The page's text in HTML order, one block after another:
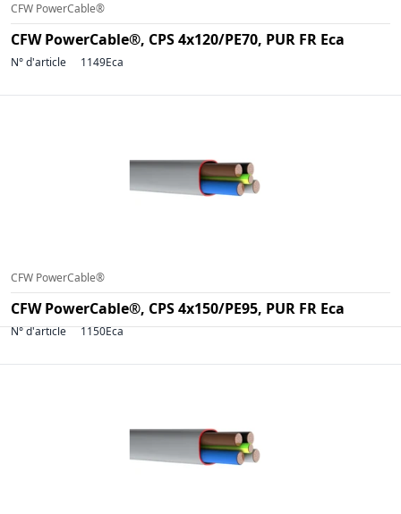
CFW PowerCable®
CFW PowerCable®, CPS 4x120/PE70, PUR FR Eca
N° d'article 1149Eca
CFW PowerCable®
CFW PowerCable®, CPS 4x150/PE95, PUR FR Eca
N° d'article 1150Eca